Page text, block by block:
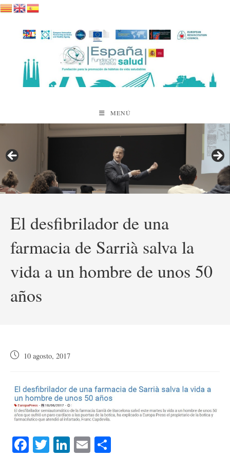
Saltar
contenido
MENÚ
El desfibrilador de una
farmacia de Sarrià salva la
vida a un hombre de unos 50
años
Publicación
entrada:
10 agosto, 2017
Fa T Li E